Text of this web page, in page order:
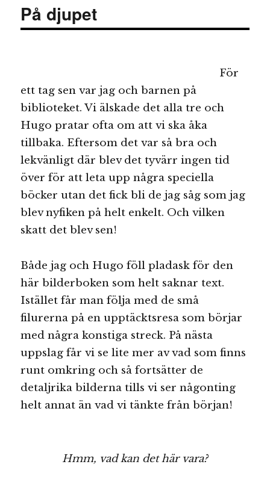
På djupet
För
ett tag sen var jag och barnen på
biblioteket. Vi älskade det alla tre och
Hugo pratar ofta om att vi ska åka
tillbaka. Eftersom det var så bra och
lekvänligt där blev det tyvärr ingen tid
över för att leta upp några speciella
böcker utan det fick bli de jag såg som jag
blev nyfiken på helt enkelt. Och vilken
skatt det blev sen!
Både jag och Hugo föll pladask för den
här bilderboken som helt saknar text.
Istället får man följa med de små
filurerna på en upptäcktsresa som börjar
med några konstiga streck. På nästa
uppslag får vi se lite mer av vad som finns
runt omkring och så fortsätter de
detaljrika bilderna tills vi ser någonting
helt annat än vad vi tänkte från början!
Hmm, vad kan det här vara?